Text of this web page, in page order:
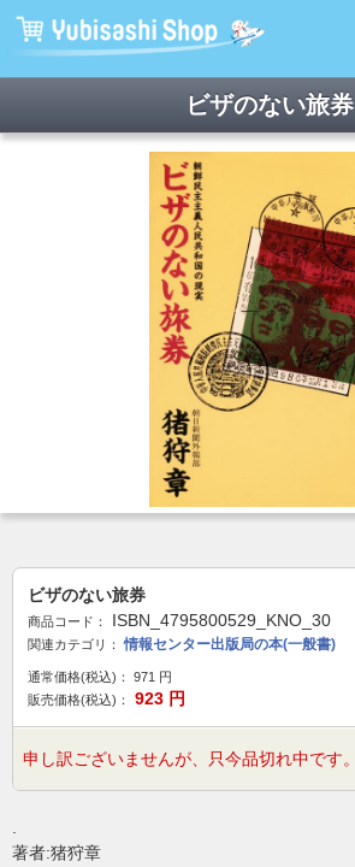
ビザのない旅券
ビザのない旅券
商品コード： ISBN_4795800529_KNO_30
関連カテゴリ： 情報センター出版局の本(一般書)
通常価格(税込)： 971 円
販売価格(税込)：
923 円
申し訳ございませんが、只今品切れ中です。
著者:猪狩章